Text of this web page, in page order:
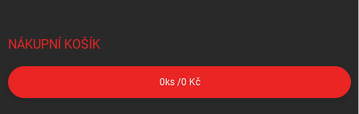
NÁKUPNÍ KOŠÍK
0 ks /0 Kč